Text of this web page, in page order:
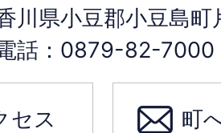
川県小豆郡小豆島
話：0879-82-7000
セス 町